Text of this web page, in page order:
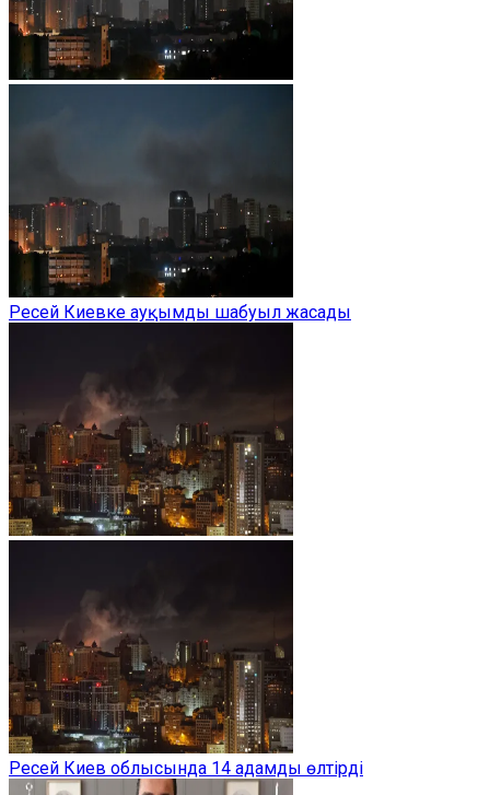
Ресей Киевке ауқымды шабуыл жасады
Ресей Киев облысында 14 адамды өлтірді